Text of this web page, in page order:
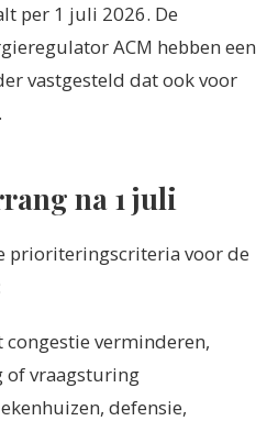
per 1 juli 2026. De
ACM hebben een
vastgesteld dat ook voor
na 1 juli
prioriteringscriteria voor de
verminderen,
of vraagsturing
defensie,